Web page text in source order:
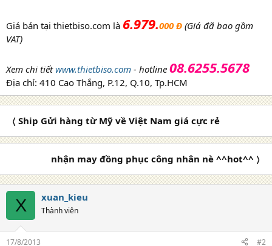
Giá bán tại thietbiso.com là 6.979.000 Đ (Giá đã bao gồm
VAT)
Xem chi tiếtwww.thietbiso.com - hotline 08.6255.5678
Địa chỉ: 410 Cao Thắng, P.12, Q.10, Tp.HCM
〈 Ship Gửi hàng từ Mỹ về Việt Nam giá cực rẻ
nhận may đồng phục công nhân nè ^^hot^^ 〉
X xuan_kieu
Thành viên
17/8/2013 #2